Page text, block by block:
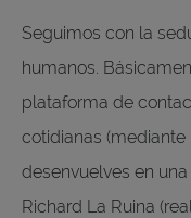
Seguimos con la
humanos.
plataforma de
cotidianas
desenvuelves en
Richard La Ruina